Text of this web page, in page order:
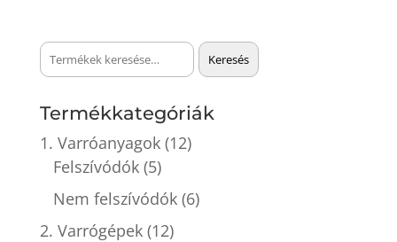
Keresés
a
következőre:
Keresés
Termékkategóriák
1. Varróanyagok (12)
Felszívódók (5)
Nem felszívódók (6)
2. Varrógépek (12)